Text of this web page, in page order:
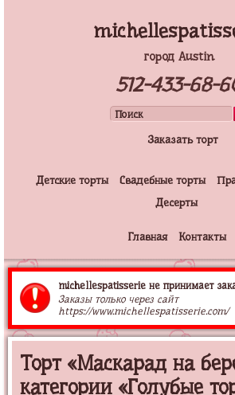
город Austin
512-433-68-
Заказать торт
Детские торты Свадебные торты
Десерты
Главная Контакты
michellespatisserie не принимает
Заказы только через сайт
https://www.michellespatisserie.com/
Торт «Маскарад на
категории «Голубые